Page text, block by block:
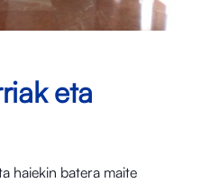
eta
haiekin batera maite